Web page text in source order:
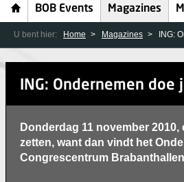
BOB Events Magazines
U bent hier: Home Magazines ING:
ING: Ondernemen
Donderdag 11 november
zetten, want dan vindt het
Congrescentrum